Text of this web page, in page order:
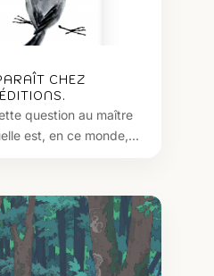
CHEZ
question au maître
est, en ce monde,...